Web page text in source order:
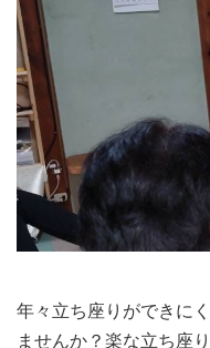
年々立ち座りができに
ませんか？楽な立ち座